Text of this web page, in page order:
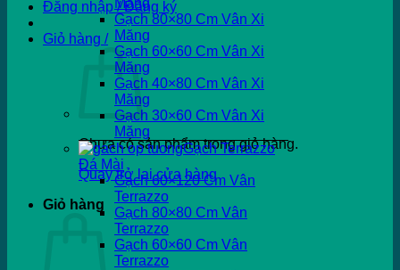
Đăng nhập / Đăng ký
Giỏ hàng /
Chưa có sản phẩm trong giỏ hàng.
Quay trở lại cửa hàng
Giỏ hàng
Măng
Gạch 80×80 Cm Vân Xi
Măng
Gạch 60×60 Cm Vân Xi
Măng
Gạch 40×80 Cm Vân Xi
Măng
Gạch 30×60 Cm Vân Xi
Măng
Gạch Terrazzo
Đá Mài
Gạch 60×120 Cm Vân
Terrazzo
Gạch 80×80 Cm Vân
Terrazzo
Gạch 60×60 Cm Vân
Terrazzo